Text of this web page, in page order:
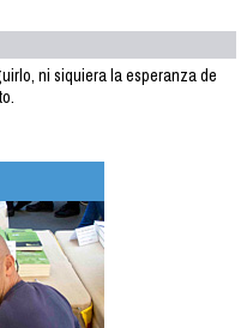
ni siquiera la esperanza de